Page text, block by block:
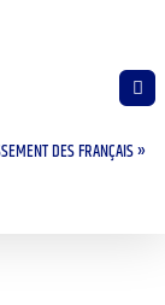
DES FRANÇAIS »